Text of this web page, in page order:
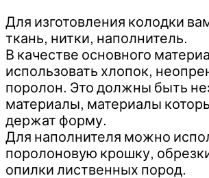
Для изготовления колодки
ткань, нитки, наполнитель.
В качестве основного
использовать хлопок,
поролон. Это должны быть
материалы, материалы
держат форму.
Для наполнителя можно
поролоновую крошку,
опилки лиственных пород.